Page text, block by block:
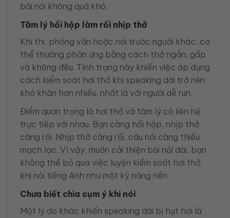
bài nói không quá khó.
Tâm lý hồi hộp làm rối nhịp thở
Khi thi, phỏng vấn hoặc nói trước người khác, cơ
thể thường phản ứng bằng cách thở ngắn, gấp
và không đều. Tình trạng này khiến việc áp dụng
cách kiểm soát hơi thở khi speaking dài trở nên
khó khăn hơn nhiều, nhất là với người dễ run.
Điểm quan trọng là hơi thở và tâm lý có liên hệ
trực tiếp với nhau. Bạn càng hồi hộp, nhịp thở
càng rối. Nhịp thở càng rối, câu nói càng thiếu
mạch lạc. Vì vậy, muốn cải thiện bài nói dài, bạn
không thể bỏ qua việc luyện kiểm soát hơi thở
khi nói tiếng Anh như một kỹ năng nền.
Chưa biết chia cụm ý khi nói
Một lý do khác khiến speaking dài bị hụt hơi là